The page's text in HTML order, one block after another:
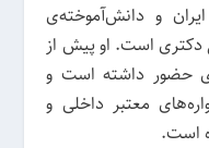
و دانش‌آموخته‌ی
است. او پیش از
حضور داشته است و
معتبر داخلی و
است.